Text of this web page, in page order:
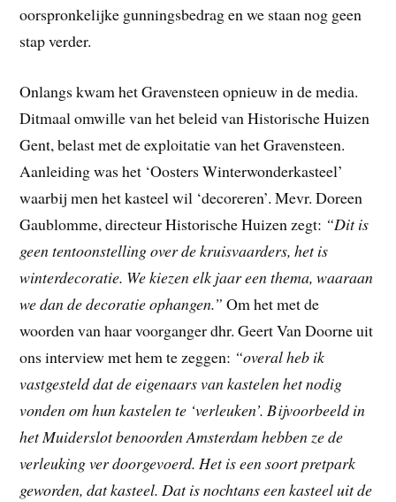
oorspronkelijke gunningsbedrag en we staan nog geen
stap verder.
Onlangs kwam het Gravensteen opnieuw in de media.
Ditmaal omwille van het beleid van Historische Huizen
Gent, belast met de exploitatie van het Gravensteen.
Aanleiding was het ‘Oosters Winterwonderkasteel’
waarbij men het kasteel wil ‘decoreren’. Mevr. Doreen
Gaublomme, directeur Historische Huizen zegt: “Dit is
geen tentoonstelling over de kruisvaarders, het is
winterdecoratie. We kiezen elk jaar een thema, waaraan
we dan de decoratie ophangen.” Om het met de
woorden van haar voorganger dhr. Geert Van Doorne uit
ons interview met hem te zeggen: “overal heb ik
vastgesteld dat de eigenaars van kastelen het nodig
vonden om hun kastelen te ‘verleuken’. Bijvoorbeeld in
het Muiderslot benoorden Amsterdam hebben ze de
verleuking ver doorgevoerd. Het is een soort pretpark
geworden, dat kasteel. Dat is nochtans een kasteel uit de